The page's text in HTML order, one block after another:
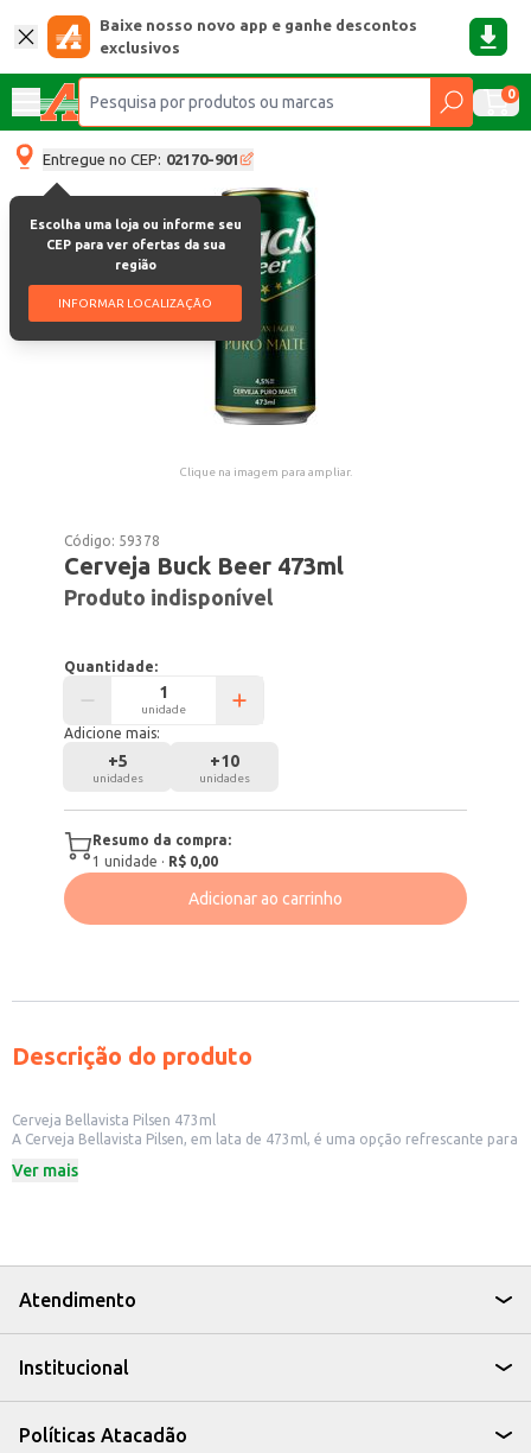
Baixe nosso novo app e ganhe descontos
exclusivos
0
Entregue no CEP: 02170-901
Escolha uma loja ou informe seu
CEP para ver ofertas da sua
região
INFORMAR LOCALIZAÇÃO
Clique na imagem para ampliar.
Código: 59378
Cerveja Buck Beer 473ml
Produto indisponível
Quantidade:
unidade
Adicione mais:
+5
unidades
+10
unidades
Resumo da compra:
1 unidade · R$ 0,00
Adicionar ao carrinho
Descrição do produto
Cerveja Bellavista Pilsen 473ml
A Cerveja Bellavista Pilsen, em lata de 473ml, é uma opção refrescante para
desde um encontro com amigos até o acompanhamento de refeições.
cerveja Pilsen de qualidade aos seus clientes.
Excelente para revenda em mercados e estabelecimentos comerciais.
A Cerveja Bellavista Pilsen é uma escolha versátil que agrada diferentes
Ver mais
Atendimento
Institucional
Políticas Atacadão